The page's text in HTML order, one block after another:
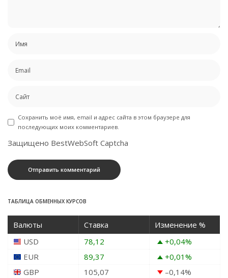
Сохранить моё имя, email и адрес сайта в этом браузере для
последующих моих комментариев.
Защищено BestWebSoft Captcha
ТАБЛИЦА ОБМЕННЫХ КУРСОВ
Валюты Ставка
Изменение %
USD
78,12 +0,04%
EUR
89,37 +0,01%
GBP
105,07 –0,14%